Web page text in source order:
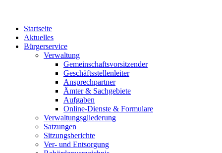
Startseite
Aktuelles
Bürgerservice
Verwaltung
Gemeinschaftsvorsitzender
Geschäftsstellenleiter
Ansprechpartner
Ämter & Sachgebiete
Aufgaben
Online-Dienste & Formulare
Verwaltungsgliederung
Satzungen
Sitzungsberichte
Ver- und Entsorgung